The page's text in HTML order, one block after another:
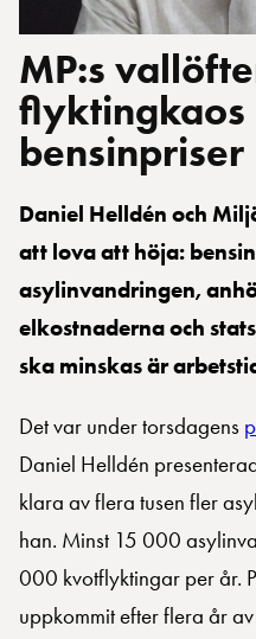
MP:s
flyktingkaos
bensinpriser
Daniel Helldén och
att lova att höja:
asylinvandringen,
elkostnaderna och
ska minskas är
Det var under torsdagens
Daniel Helldén
klara av flera tusen fler
han. Minst 15 000
000 kvotflyktingar per år.
uppkommit efter flera år